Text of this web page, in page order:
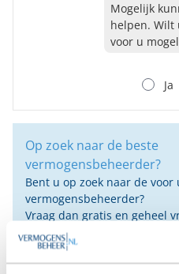
Mogelijk
helpen. Wilt
voor u
Ja
Op zoek naar de beste
vermogensbeheerder?
Bent u op zoek naar de voor
vermogensbeheerder?
Vraag dan gratis en geheel
SelectieRapport aan. Per e-
een selectie van goede
beste passen bij uw